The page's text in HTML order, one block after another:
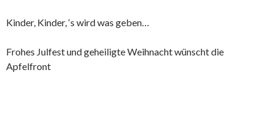
Kinder, Kinder, ‘s wird was geben…
Frohes Julfest und geheiligte Weihnacht wünscht die
Apfelfront